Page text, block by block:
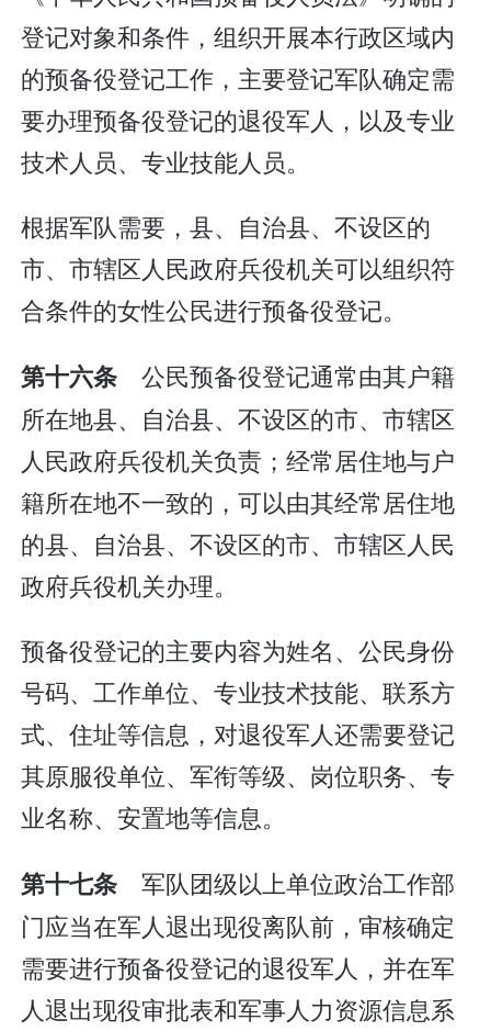
登记对象和条件，组织开展本行政区域内
的预备役登记工作，主要登记军队确定需
要办理预备役登记的退役军人，以及专业
技术人员、专业技能人员。
根据军队需要，县、自治县、不设区的
市、市辖区人民政府兵役机关可以组织符
合条件的女性公民进行预备役登记。
第十六条公民预备役登记通常由其户籍
所在地县、自治县、不设区的市、市辖区
人民政府兵役机关负责；经常居住地与户
籍所在地不一致的，可以由其经常居住地
的县、自治县、不设区的市、市辖区人民
政府兵役机关办理。
预备役登记的主要内容为姓名、公民身份
号码、工作单位、专业技术技能、联系方
式、住址等信息，对退役军人还需要登记
其原服役单位、军衔等级、岗位职务、专
业名称、安置地等信息。
第十七条军队团级以上单位政治工作部
门应当在军人退出现役离队前，审核确定
需要进行预备役登记的退役军人，并在军
人退出现役审批表和军事人力资源信息系